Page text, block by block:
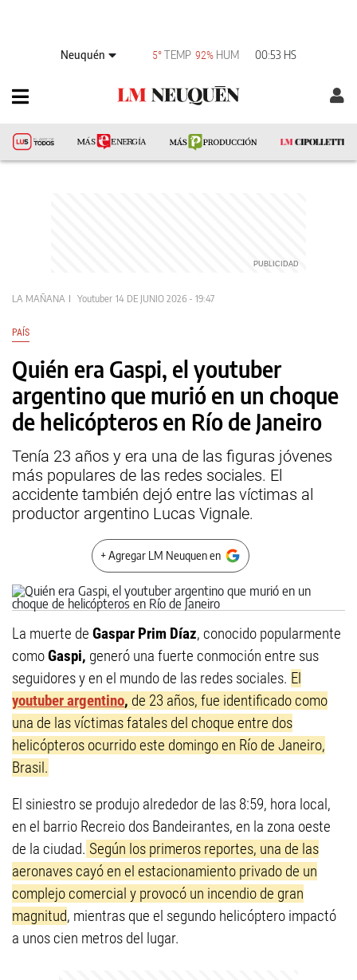
Neuquén 5°TEMP 92% HUM 00:53 HS
LA MAÑANA Youtuber 14 DE JUNIO 2026 - 19:47
PAÍS
Quién era Gaspi, el youtuber
argentino que murió en un choque
de helicópteros en Río de Janeiro
Tenía 23 años y era una de las figuras jóvenes
más populares de las redes sociales. El
accidente también dejó entre las víctimas al
productor argentino Lucas Vignale.
+ Agregar LM Neuquen en
La muerte de Gaspar Prim Díaz, conocido popularmente
comoGaspi, generó una fuerte conmoción entre sus
seguidores y en el mundo de las redes sociales. El
youtuber argentino, de 23 años, fue identificado como
una de las víctimas fatales del choque entre dos
helicópteros ocurrido este domingo en Río de Janeiro,
Brasil.
El siniestro se produjo alrededor de las 8:59, hora local,
en el barrio Recreio dos Bandeirantes, en la zona oeste
de la ciudad. Según los primeros reportes, una de las
aeronaves cayó en el estacionamiento privado de un
complejo comercial y provocó un incendio de gran
magnitud, mientras que el segundo helicóptero impactó
a unos cien metros del lugar.